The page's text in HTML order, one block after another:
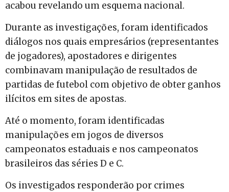
acabou revelando um esquema nacional.
Durante as investigações, foram identificados
diálogos nos quais empresários (representantes
de jogadores), apostadores e dirigentes
combinavam manipulação de resultados de
partidas de futebol com objetivo de obter ganhos
ilícitos em sites de apostas.
Até o momento, foram identificadas
manipulações em jogos de diversos
campeonatos estaduais e nos campeonatos
brasileiros das séries D e C.
Os investigados responderão por crimes